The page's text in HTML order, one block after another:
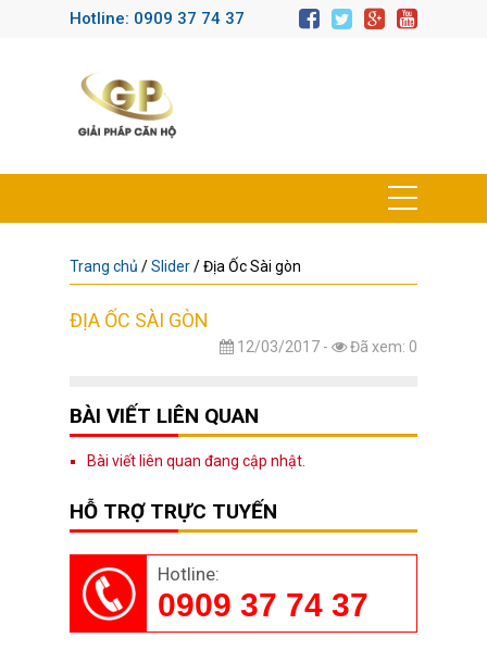
Hotline: 0909 37 74 37
Trang chủ /Slider/Địa Ốc Sài gòn
ĐỊA ỐC SÀI GÒN
12/03/2017 - Đã xem: 0
BÀI VIẾT LIÊN QUAN
Bài viết liên quan đang cập nhật.
HỖ TRỢ TRỰC TUYẾN
Hotline:
0909 37 74 37